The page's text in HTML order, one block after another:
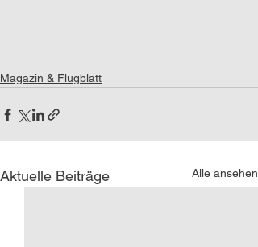
Magazin & Flugblatt
Aktuelle Beiträge Alle ansehen